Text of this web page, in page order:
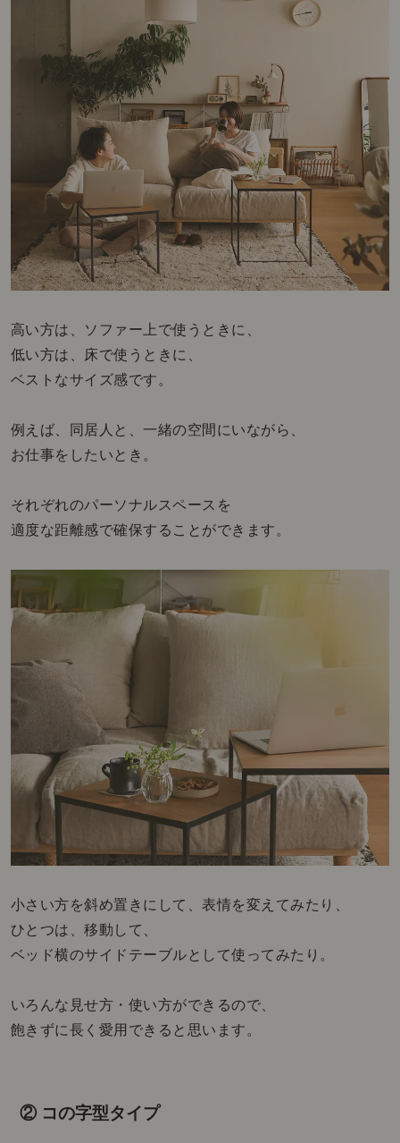
高い方は、ソファー上で使うときに、
低い方は、床で使うときに、
ベストなサイズ感です。
例えば、同居人と、一緒の空間にいながら、
お仕事をしたいとき。
それぞれのパーソナルスペースを
適度な距離感で確保することができます。
小さい方を斜め置きにして、表情を変えてみたり、
ひとつは、移動して、
ベッド横のサイドテーブルとして使ってみたり。
いろんな見せ方・使い方ができるので、
飽きずに長く愛用できると思います。
② コの字型タイプ